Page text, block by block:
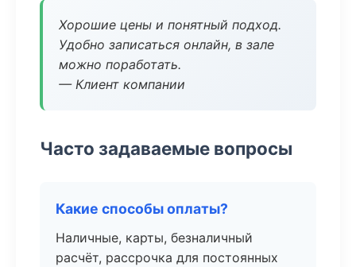
Хорошие цены и понятный подход.
Удобно записаться онлайн, в зале
можно поработать.
— Клиент компании
Часто задаваемые вопросы
Какие способы оплаты?
Наличные, карты, безналичный
расчёт, рассрочка для постоянных